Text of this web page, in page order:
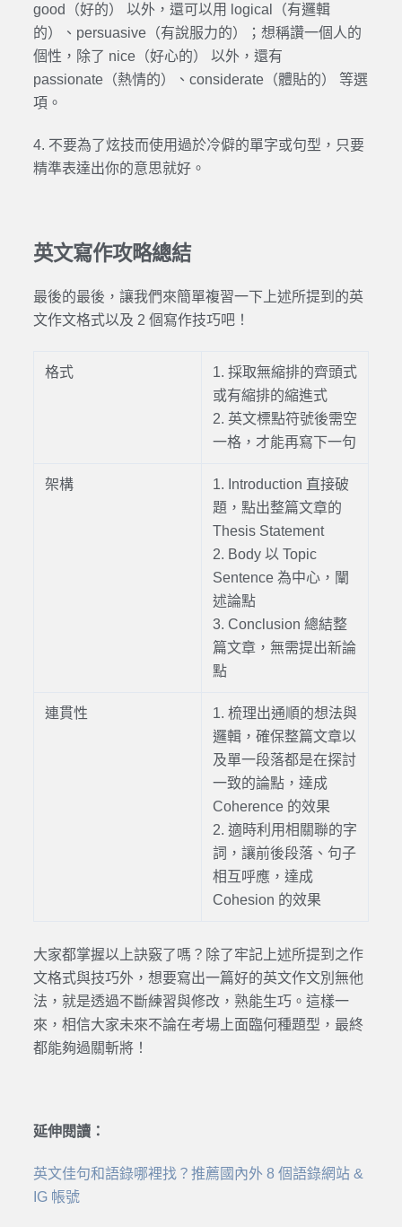
good（好的） 以外，還可以用 logical（有邏輯
的）、persuasive（有說服力的）；想稱讚一個人的
個性，除了 nice（好心的） 以外，還有
passionate（熱情的）、considerate（體貼的） 等選
項。
4. 不要為了炫技而使用過於冷僻的單字或句型，只要
精準表達出你的意思就好。
英文寫作攻略總結
最後的最後，讓我們來簡單複習一下上述所提到的英
文作文格式以及 2 個寫作技巧吧！
格式
1. 採取無縮排的齊頭式
或有縮排的縮進式
2. 英文標點符號後需空
一格，才能再寫下一句
架構
1. Introduction 直接破
題，點出整篇文章的
Thesis Statement
2. Body 以 Topic
Sentence 為中心，闡
述論點
3. Conclusion 總結整
篇文章，無需提出新論
點
連貫性
1. 梳理出通順的想法與
邏輯，確保整篇文章以
及單一段落都是在探討
一致的論點，達成
Coherence 的效果
2. 適時利用相關聯的字
詞，讓前後段落、句子
相互呼應，達成
Cohesion 的效果
大家都掌握以上訣竅了嗎？除了牢記上述所提到之作
文格式與技巧外，想要寫出一篇好的英文作文別無他
法，就是透過不斷練習與修改，熟能生巧。這樣一
來，相信大家未來不論在考場上面臨何種題型，最終
都能夠過關斬將！
延伸閱讀：
英文佳句和語錄哪裡找？推薦國內外 8 個語錄網站 &
IG 帳號